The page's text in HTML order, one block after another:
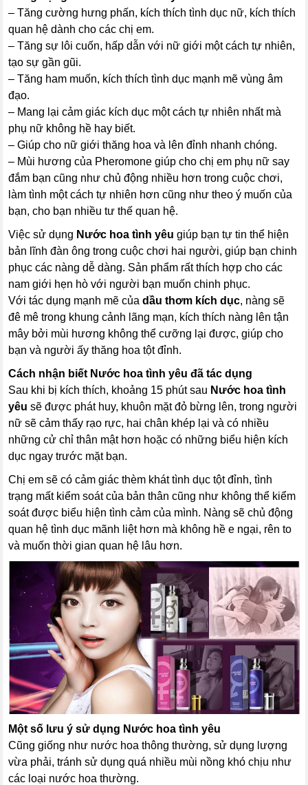
– Tăng cường hưng phấn, kích thích tình dục nữ, kích thích
quan hệ dành cho các chị em.
– Tăng sự lôi cuốn, hấp dẫn với nữ giới một cách tự nhiên,
tạo sự gần gũi.
– Tăng ham muốn, kích thích tình dục mạnh mẽ vùng âm
đạo.
– Mang lại cảm giác kích dục một cách tự nhiên nhất mà
phụ nữ không hề hay biết.
– Giúp cho nữ giới thăng hoa và lên đỉnh nhanh chóng.
– Mùi hương của Pheromone giúp cho chị em phụ nữ say
đắm bạn cũng như chủ động nhiều hơn trong cuộc chơi,
làm tình một cách tự nhiên hơn cũng như theo ý muốn của
bạn, cho bạn nhiều tư thế quan hệ.
Việc sử dụng Nước hoa tình yêu giúp bạn tự tin thể hiện
bản lĩnh đàn ông trong cuộc chơi hai người, giúp bạn chinh
phục các nàng dễ dàng. Sản phẩm rất thích hợp cho các
nam giới hẹn hò với người bạn muốn chinh phục.
Với tác dụng mạnh mẽ củadầu thơm kích dục, nàng sẽ
đê mê trong khung cảnh lãng mạn, kích thích nàng lên tận
mây bởi mùi hương không thể cưỡng lại được, giúp cho
bạn và người ấy thăng hoa tột đỉnh.
Cách nhận biết Nước hoa tình yêu đã tác dụng
Sau khi bị kích thích, khoảng 15 phút sau Nước hoa tình
yêu sẽ được phát huy, khuôn mặt đỏ bừng lên, trong người
nữ sẽ cảm thấy rạo rực, hai chân khép lại và có nhiều
những cử chỉ thân mật hơn hoặc có những biểu hiện kích
dục ngay trước mặt bạn.
Chị em sẽ có cảm giác thèm khát tình dục tột đỉnh, tình
trạng mất kiểm soát của bản thân cũng như không thể kiểm
soát được biểu hiện tình cảm của mình. Nàng sẽ chủ động
quan hệ tình dục mãnh liệt hơn mà không hề e ngại, rên to
và muốn thời gian quan hệ lâu hơn.
Một số lưu ý sử dụng Nước hoa tình yêu
Cũng giống như nước hoa thông thường, sử dụng lượng
vừa phải, tránh sử dụng quá nhiều mùi nồng khó chịu như
các loại nước hoa thường.